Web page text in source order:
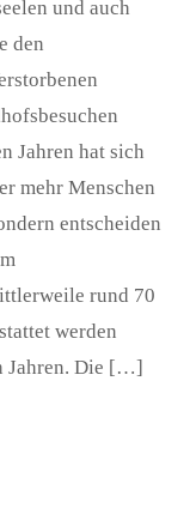
und auch
den
Jahren hat sich
mehr Menschen
entscheiden
rund 70
werden
Jahren. Die […]